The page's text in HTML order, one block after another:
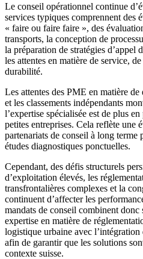
Le conseil opérationnel continue
services typiques comprennent des
« faire ou faire faire », des
transports, la conception de
la préparation de stratégies d’appel
les attentes en matière de service,
durabilité.
Les attentes des PME en matière
et les classements indépendants
l’expertise spécialisée est de plus
petites entreprises. Cela reflète une
partenariats de conseil à long terme
études diagnostiques ponctuelles.
Cependant, des défis structurels
d’exploitation élevés, les
transfrontalières complexes et la
continuent d’affecter les
mandats de conseil combinent donc
expertise en matière de
logistique urbaine avec
afin de garantir que les solutions
contexte suisse.